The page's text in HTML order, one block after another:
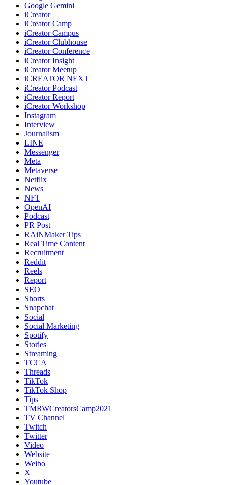
Google Gemini
iCreator
iCreator Camp
iCreator Campus
iCreator Clubhouse
iCreator Conference
iCreator Insight
iCreator Meetup
iCREATOR NEXT
iCreator Podcast
iCreator Report
iCreator Workshop
Instagram
Interview
Journalism
LINE
Messenger
Meta
Metaverse
Netflix
News
NFT
OpenAI
Podcast
PR Post
RAiNMaker Tips
Real Time Content
Recruitment
Reddit
Reels
Report
SEO
Shorts
Snapchat
Social
Social Marketing
Spotify
Stories
Streaming
TCCA
Threads
TikTok
TikTok Shop
Tips
TMRWCreatorsCamp2021
TV Channel
Twitch
Twitter
Video
Website
Weibo
X
Youtube